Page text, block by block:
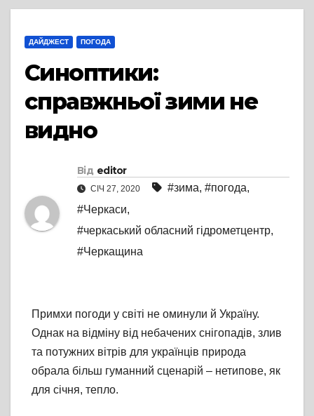
ДАЙДЖЕСТ ПОГОДА
Синоптики:
справжньої зими не
видно
Від editor
СІЧ 27, 2020 #зима, #погода,
#Черкаси,
#черкаський обласний гідрометцентр,
#Черкащина
Примхи погоди у світі не оминули й Україну.
Однак на відміну від небачених снігопадів, злив
та потужних вітрів для українців природа
обрала більш гуманний сценарій – нетипове, як
для січня, тепло.